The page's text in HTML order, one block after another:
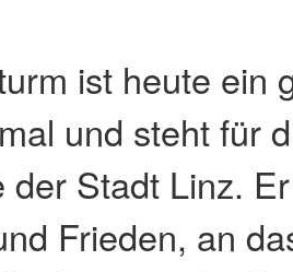
ist heute ein
und steht für
der Stadt Linz.
Frieden, an